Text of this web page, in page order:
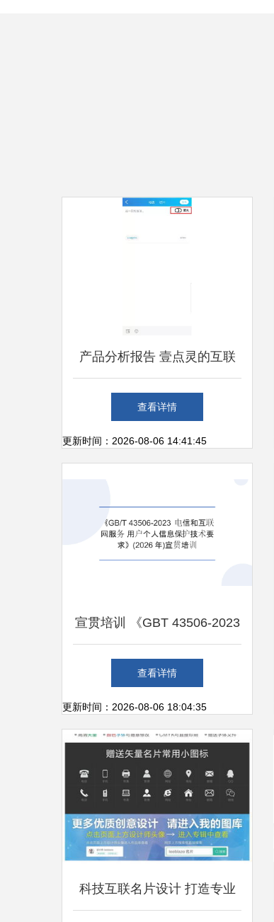
产品分析报告 壹点灵的互联
网泛心理服务之路
查看详情
更新时间：2026-08-06 14:41:45
宣贯培训 《GBT 43506-2023
电信和互联网服务 用户个人
信息保护技术要求》在个人互
联网服务中的应用与应对
查看详情
更新时间：2026-08-06 18:04:35
科技互联名片设计 打造专业